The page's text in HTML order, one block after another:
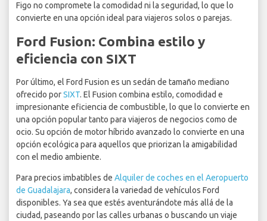
Figo no compromete la comodidad ni la seguridad, lo que lo
convierte en una opción ideal para viajeros solos o parejas.
Ford Fusion: Combina estilo y
eficiencia con SIXT
Por último, el Ford Fusion es un sedán de tamaño mediano
ofrecido porSIXT. El Fusion combina estilo, comodidad e
impresionante eficiencia de combustible, lo que lo convierte en
una opción popular tanto para viajeros de negocios como de
ocio. Su opción de motor híbrido avanzado lo convierte en una
opción ecológica para aquellos que priorizan la amigabilidad
con el medio ambiente.
Para precios imbatibles de Alquiler de coches en el Aeropuerto
de Guadalajara, considera la variedad de vehículos Ford
disponibles. Ya sea que estés aventurándote más allá de la
ciudad, paseando por las calles urbanas o buscando un viaje